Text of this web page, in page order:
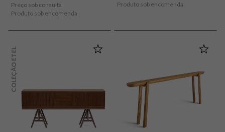
Preço sob consulta
Produto sob encomenda
Produto sob encomenda
COLEÇÃO ETEL